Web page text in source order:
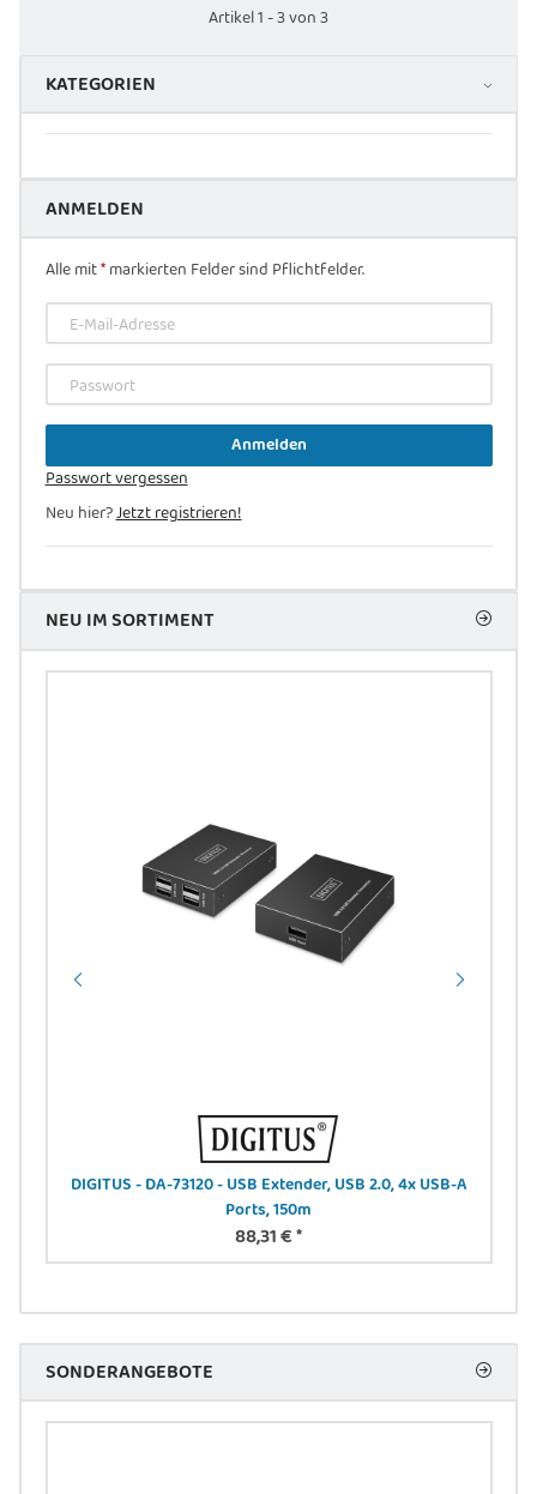
Artikel 1 - 3 von 3
KATEGORIEN
ANMELDEN
Alle mit*markierten Felder sind Pflichtfelder.
E-Mail-Adresse
Passwort
Anmelden
Passwort vergessen
Neu hier?Jetzt registrieren!
NEU IM SORTIMENT
DIGITUS - DA-73120 - USB Extender, USB 2.0, 4x USB-A
Ports, 150m
88,31 €*
SONDERANGEBOTE